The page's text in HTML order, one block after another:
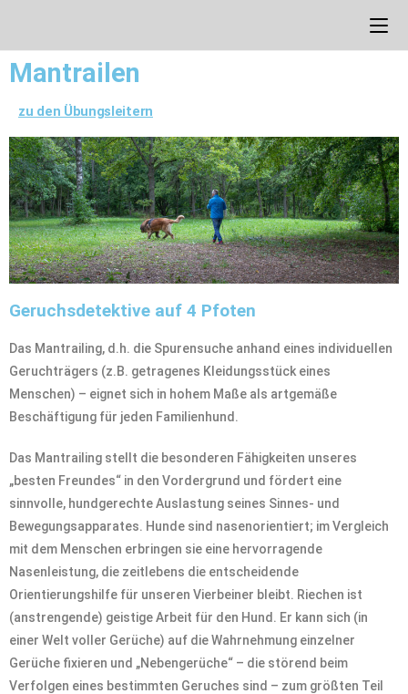
Mantrailen
zu den Übungsleitern
Geruchsdetektive auf 4 Pfoten
Das Mantrailing, d.h. die Spurensuche anhand eines individuellen
Geruchträgers (z.B. getragenes Kleidungsstück eines
Menschen) – eignet sich in hohem Maße als artgemäße
Beschäftigung für jeden Familienhund.
Das Mantrailing stellt die besonderen Fähigkeiten unseres
„besten Freundes“ in den Vordergrund und fördert eine
sinnvolle, hundgerechte Auslastung seines Sinnes- und
Bewegungsapparates. Hunde sind nasenorientiert; im Vergleich
mit dem Menschen erbringen sie eine hervorragende
Nasenleistung, die zeitlebens die entscheidende
Orientierungshilfe für unseren Vierbeiner bleibt. Riechen ist
(anstrengende) geistige Arbeit für den Hund. Er kann sich (in
einer Welt voller Gerüche) auf die Wahrnehmung einzelner
Gerüche fixieren und „Nebengerüche“ – die störend beim
Verfolgen eines bestimmten Geruches sind – zum größten Teil